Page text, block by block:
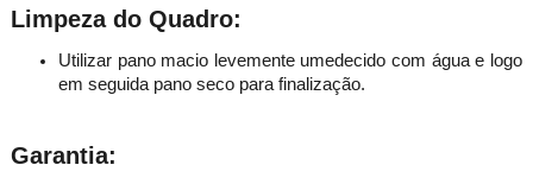
Limpeza do Quadro:
Utilizar pano macio levemente umedecido com água e logo
em seguida pano seco para finalização.
Garantia: